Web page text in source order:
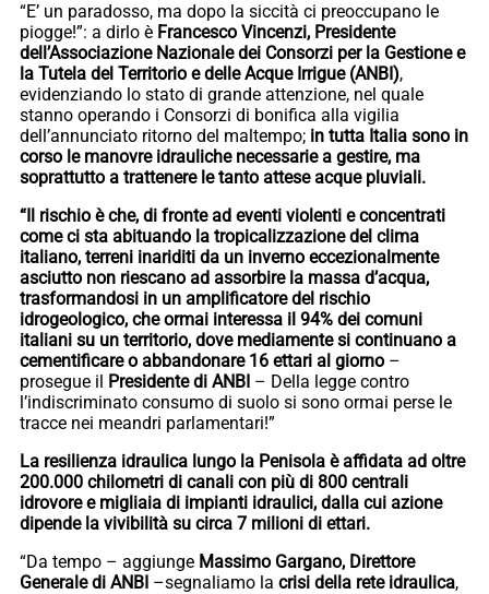
“E’ un paradosso, ma dopo la siccità ci preoccupano le
piogge!”: a dirlo è Francesco Vincenzi, Presidente
dell’Associazione Nazionale dei Consorzi per la Gestione e
la Tutela del Territorio e delle Acque Irrigue (ANBI),
evidenziando lo stato di grande attenzione, nel quale
stanno operando i Consorzi di bonifica alla vigilia
dell’annunciato ritorno del maltempo; in tutta Italia sono in
corso le manovre idrauliche necessarie a gestire, ma
soprattutto a trattenere le tanto attese acque pluviali.
“Il rischio è che, di fronte ad eventi violenti e concentrati
come ci sta abituando la tropicalizzazione del clima
italiano, terreni inariditi da un inverno eccezionalmente
asciutto non riescano ad assorbire la massa d’acqua,
trasformandosi in un amplificatore del rischio
idrogeologico, che ormai interessa il 94% dei comuni
italiani su un territorio, dove mediamente si continuano a
cementificare o abbandonare 16 ettari al giorno –
prosegue il
Presidente di ANBI – Della legge contro
l’indiscriminato consumo di suolo si sono ormai perse le
tracce nei meandri parlamentari!”
La resilienza idraulica lungo la Penisola è affidata ad oltre
200.000 chilometri di canali con più di 800 centrali
idrovore e migliaia di impianti idraulici, dalla cui azione
dipende la vivibilità su circa 7 milioni di ettari.
“Da tempo – aggiunge Massimo Gargano, Direttore
Generale di ANBI –segnaliamo la crisi della rete idraulica,